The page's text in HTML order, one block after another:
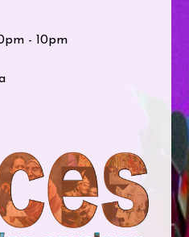
- 10pm